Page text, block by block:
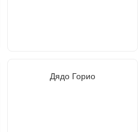
Дядо Горио